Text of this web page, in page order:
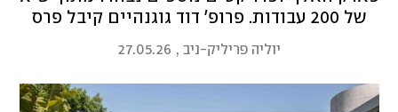
של 200 עבודות. פרופ' דוד גוגנהיים קיבל פרס
מפעל חיים
יוליה פריליק-ניב,
27.05.26